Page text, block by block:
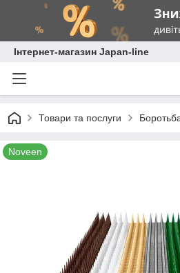
Інтернет-магазин Japan-line
Товари та послуги
Noveen